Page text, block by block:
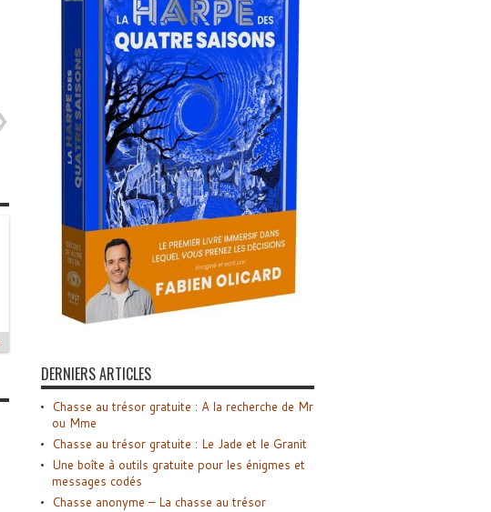
DERNIERS ARTICLES
Chasse au trésor gratuite : A la recherche de Mr
ou Mme
Chasse au trésor gratuite : Le Jade et le Granit
Une boîte à outils gratuite pour les énigmes et
messages codés
Chasse anonyme – La chasse au trésor